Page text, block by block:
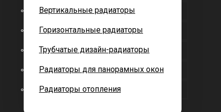
Вертикальные радиаторы
Горизонтальные радиаторы
Трубчатые дизайн-радиаторы
Радиаторы для панорамных окон
Радиаторы отопления